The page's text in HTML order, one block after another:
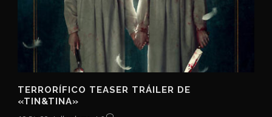
TERRORÍFICO TEASER TRÁILER DE
«TIN&TINA»